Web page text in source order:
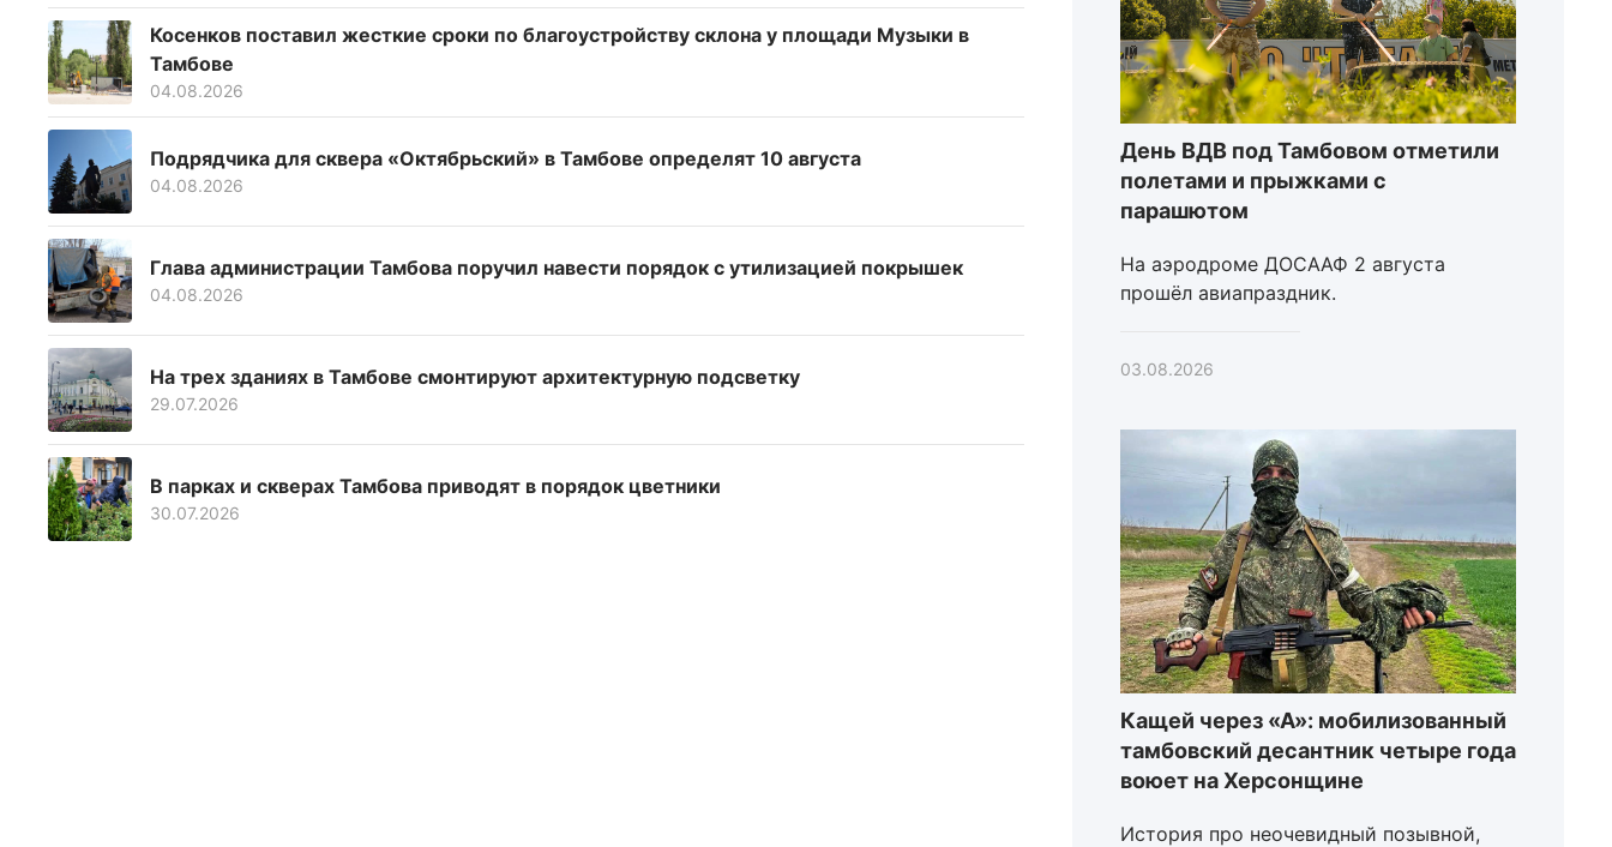
Косенков поставил жесткие сроки по благоустройству склона у площади Музыки в
Тамбове
04.08.2026
Подрядчика для сквера «Октябрьский» в Тамбове определят 10 августа
04.08.2026
Глава администрации Тамбова поручил навести порядок с утилизацией покрышек
04.08.2026
На трех зданиях в Тамбове смонтируют архитектурную подсветку
29.07.2026
В парках и скверах Тамбова приводят в порядок цветники
30.07.2026
День ВДВ под Тамбовом отметили
полетами и прыжками с
парашютом
На аэродроме ДОСААФ 2 августа
прошёл авиапраздник.
03.08.2026
Кащей через «А»: мобилизованный
тамбовский десантник четыре года
воюет на Херсонщине
История про неочевидный позывной,